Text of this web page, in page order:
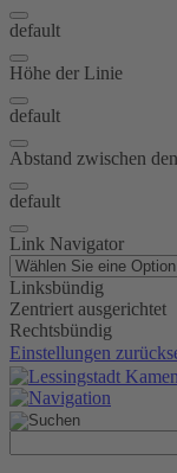
default
Höhe der Linie
default
Abstand zwischen
default
Link Navigator
Linksbündig
Zentriert ausgerichtet
Rechtsbündig
Einstellungen